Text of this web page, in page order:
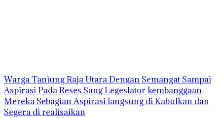
Warga Tanjung Raja Utara Dengan Semangat Sampai
Aspirasi Pada Reses Sang Legeslator kembanggaan
Mereka Sebagian Aspirasi langsung di Kabulkan dan
Segera di realisaikan